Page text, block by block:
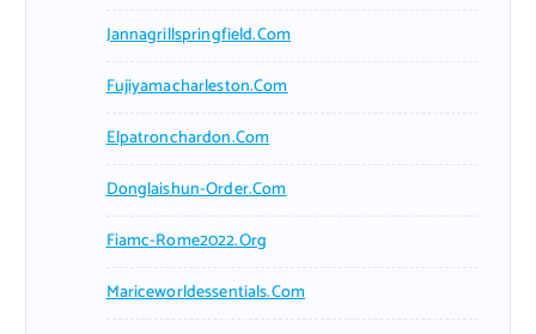
Jannagrillspringfield.com
Fujiyamacharleston.com
Elpatronchardon.com
Donglaishun-Order.com
Fiamc-Rome2022.org
Mariceworldessentials.com